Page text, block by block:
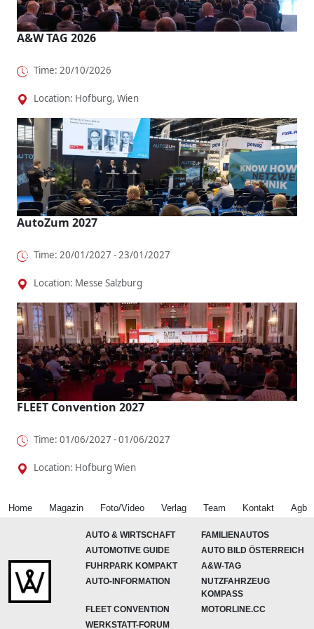
A&W TAG 2026
Time: 20/10/2026
Location: Hofburg, Wien
AutoZum 2027
Time: 20/01/2027 - 23/01/2027
Location: Messe Salzburg
FLEET Convention 2027
Time: 01/06/2027 - 01/06/2027
Location: Hofburg Wien
Home Magazin Foto/Video Verlag Team Kontakt Agb
AUTO & WIRTSCHAFT
FAMILIENAUTOS
AUTOMOTIVE GUIDE
AUTO BILD ÖSTERREICH
FUHRPARK KOMPAKT
A&W-TAG
AUTO-INFORMATION
NUTZFAHRZEUG
KOMPASS
FLEET CONVENTION
MOTORLINE.CC
WERKSTATT-FORUM